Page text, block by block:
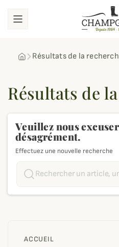
Résultats de la
ACCUEIL
Résultats de
Veuillez nous
désagrément.
Effectuez une nouvelle recherche